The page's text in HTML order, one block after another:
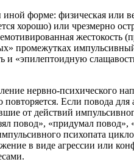
форме: физическая или
хорошо) или чрезмерно
жестокость
промежутках
и «эпилептоидную
нервно-психического
Если повода для
от действий
повод», «придумал повод»,
психопата
в виде агрессии или